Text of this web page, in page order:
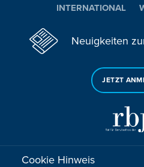
INTERNATIONAL
Neuigkeiten
JETZT
Sie haben noch Fragen
Cookie Hinweis